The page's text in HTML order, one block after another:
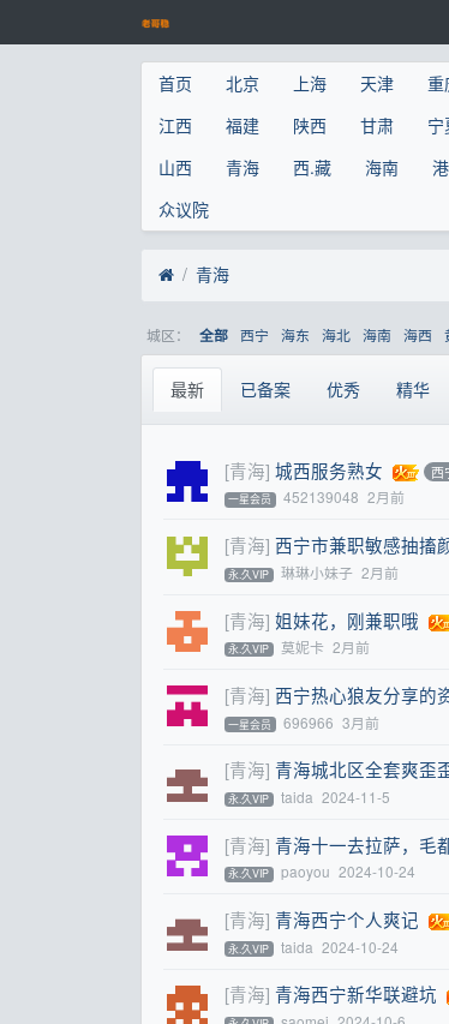
首页 北京 上海 天津 重
江西
福建 陕西 甘肃 宁
山西
青海 西.藏 海南
众议院
青海
城区： 全部 西宁 海东 海北 海南 海西
最新 已备案 优秀 精华
[青海] 城西服务熟女 西
一星会员 452139048 2月前
[青海] 西宁市兼职敏感抽搐
永.久VIP 琳琳小妹子 2月前
[青海] 姐妹花，刚兼职哦
永.久VIP 莫妮卡 2月前
[青海] 西宁热心狼友分享的
一星会员 696966 3月前
[青海] 青海城北区全套爽歪
永.久VIP taida 2024-11-5
[青海] 青海十一去拉萨，毛
永.久VIP paoyou 2024-10-24
[青海] 青海西宁个人爽记
永.久VIP taida 2024-10-24
[青海] 青海西宁新华联避坑